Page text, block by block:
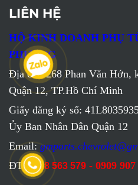
LIÊN HỆ
HỘ KINH DOANH PHỤ
PHƯƠNG
Địa chỉ: 268 Phan Văn Hớn,
Quận 12, TP.Hồ Chí Minh
Giấy đăng ký số:
Ủy Ban Nhân Dân Quận 12
Email:
ĐT:0798 563 579 - 0909